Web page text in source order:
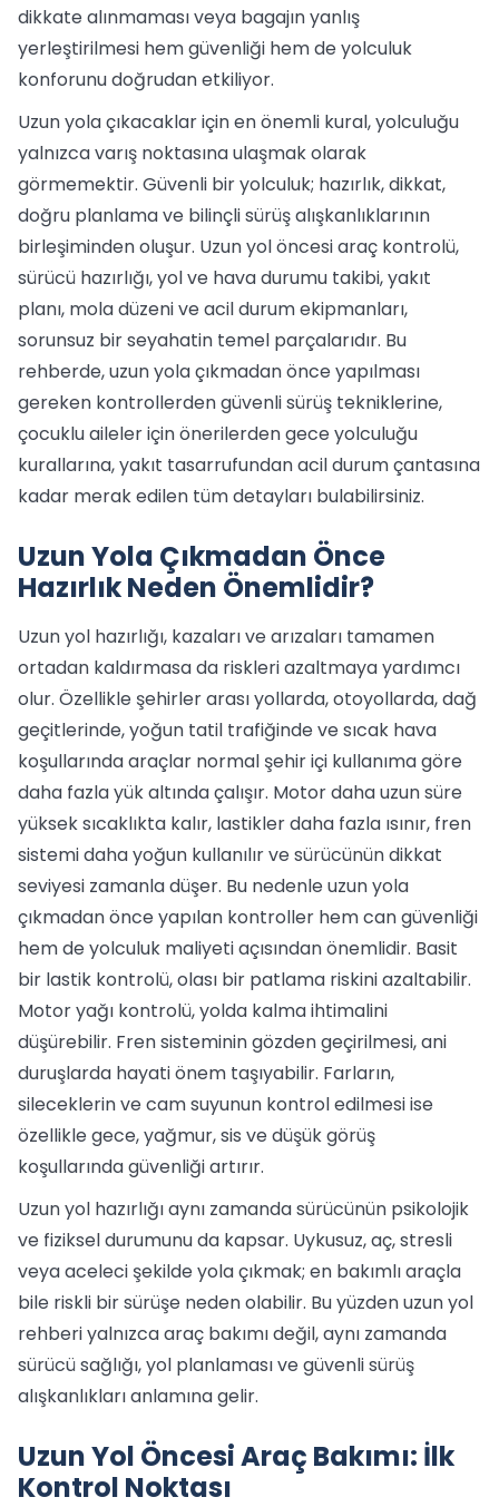
dikkate alınmaması veya bagajın yanlış
yerleştirilmesi hem güvenliği hem de yolculuk
konforunu doğrudan etkiliyor.
Uzun yola çıkacaklar için en önemli kural, yolculuğu
yalnızca varış noktasına ulaşmak olarak
görmemektir. Güvenli bir yolculuk; hazırlık, dikkat,
doğru planlama ve bilinçli sürüş alışkanlıklarının
birleşiminden oluşur. Uzun yol öncesi araç kontrolü,
sürücü hazırlığı, yol ve hava durumu takibi, yakıt
planı, mola düzeni ve acil durum ekipmanları,
sorunsuz bir seyahatin temel parçalarıdır. Bu
rehberde, uzun yola çıkmadan önce yapılması
gereken kontrollerden güvenli sürüş tekniklerine,
çocuklu aileler için önerilerden gece yolculuğu
kurallarına, yakıt tasarrufundan acil durum çantasına
kadar merak edilen tüm detayları bulabilirsiniz.
Uzun Yola Çıkmadan Önce
Hazırlık Neden Önemlidir?
Uzun yol hazırlığı, kazaları ve arızaları tamamen
ortadan kaldırmasa da riskleri azaltmaya yardımcı
olur. Özellikle şehirler arası yollarda, otoyollarda, dağ
geçitlerinde, yoğun tatil trafiğinde ve sıcak hava
koşullarında araçlar normal şehir içi kullanıma göre
daha fazla yük altında çalışır. Motor daha uzun süre
yüksek sıcaklıkta kalır, lastikler daha fazla ısınır, fren
sistemi daha yoğun kullanılır ve sürücünün dikkat
seviyesi zamanla düşer. Bu nedenle uzun yola
çıkmadan önce yapılan kontroller hem can güvenliği
hem de yolculuk maliyeti açısından önemlidir. Basit
bir lastik kontrolü, olası bir patlama riskini azaltabilir.
Motor yağı kontrolü, yolda kalma ihtimalini
düşürebilir. Fren sisteminin gözden geçirilmesi, ani
duruşlarda hayati önem taşıyabilir. Farların,
sileceklerin ve cam suyunun kontrol edilmesi ise
özellikle gece, yağmur, sis ve düşük görüş
koşullarında güvenliği artırır.
Uzun yol hazırlığı aynı zamanda sürücünün psikolojik
ve fiziksel durumunu da kapsar. Uykusuz, aç, stresli
veya aceleci şekilde yola çıkmak; en bakımlı araçla
bile riskli bir sürüşe neden olabilir. Bu yüzden uzun yol
rehberi yalnızca araç bakımı değil, aynı zamanda
sürücü sağlığı, yol planlaması ve güvenli sürüş
alışkanlıkları anlamına gelir.
Uzun Yol Öncesi Araç Bakımı: İlk
Kontrol Noktası